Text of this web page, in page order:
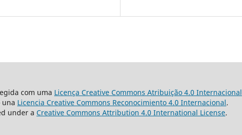
com uma Licença Creative Commons Atribuição 4.0 Internacional
una Licencia Creative Commons Reconocimiento 4.0 Internacional.
under a Creative Commons Attribution 4.0 International License.